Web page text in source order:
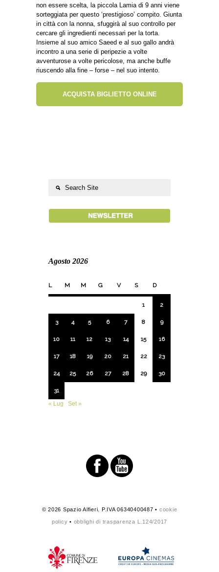
non essere scelta, la piccola Lamia di 9 anni viene
sorteggiata per questo ‘prestigioso’ compito. Giunta
in città con la nonna, sfuggirà al suo controllo per
cercare gli ingredienti necessari per la torta.
Insieme al suo amico Saeed e al suo gallo andrà
incontro a una serie di peripezie a volte
avventurose a volte pericolose, ma anche buffe
riuscendo alla fine – forse – nel suo intento.
ACQUISTA BIGLIETTO ONLINE
Agosto 2026
L M M G V S D
1 2
3 4 5 6 7 8 9
10 11 12 13 14 15 16
17 18 19 20 21 22 23
24 25 26 27 28 29 30
31
« Lug
Set »
© 2026 Spazio Alfieri. P.IVA 06340400487 • cookie
policy • obblighi di trasparenza L.124/2017